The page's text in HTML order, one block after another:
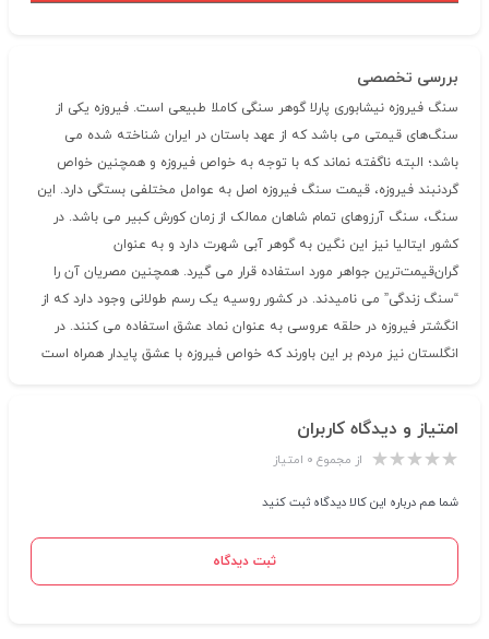
بررسی تخصصی
سنگ فیروزه نیشابوری پارلا گوهر سنگی کاملا طبیعی است. فیروزه یکی از
سنگ‌های قیمتی می باشد که از عهد باستان در ایران شناخته شده می
باشد؛ البته ناگفته نماند که با توجه به خواص فیروزه و همچنین خواص
گردنبند فیروزه، قیمت سنگ فیروزه اصل به عوامل مختلفی بستگی دارد. این
سنگ، سنگ آرزوهای تمام شاهان ممالک از زمان کورش کبیر می باشد. در
کشور ایتالیا نیز این نگین به گوهر آبی شهرت دارد و به عنوان
گران‌قیمت‌ترین جواهر مورد استفاده قرار می گیرد. همچنین مصریان آن را
“سنگ زندگی” می نامیدند. در کشور روسیه یک رسم طولانی وجود دارد که از
انگشتر فیروزه در حلقه عروسی به عنوان نماد عشق استفاده می کنند. در
انگلستان نیز مردم بر این باورند که خواص فیروزه با عشق پایدار همراه است
امتیاز و دیدگاه کاربران
از مجموع ۰ امتیاز
شما هم درباره این کالا دیدگاه ثبت کنید
ثبت دیدگاه